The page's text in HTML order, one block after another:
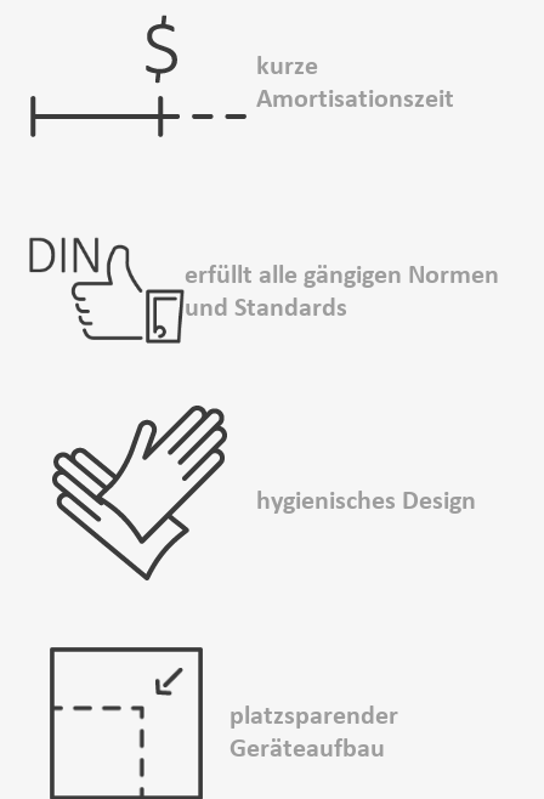
kurze
Amortisationszeit
erfüllt alle gängigen Normen
und Standards
hygienisches Design
platzsparender
Geräteaufbau